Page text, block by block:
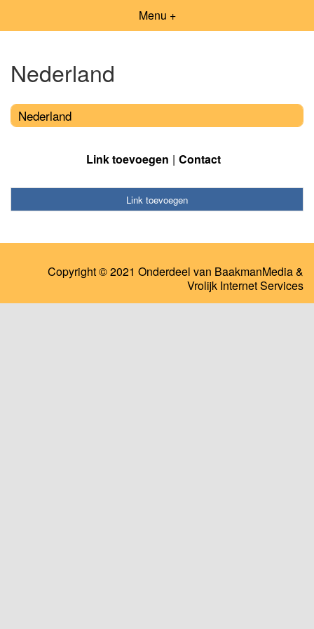
Menu +
Nederland
Nederland
Link toevoegen Contact
Link toevoegen
Copyright © 2021 Onderdeel van BaakmanMedia&
Vrolijk Internet Services